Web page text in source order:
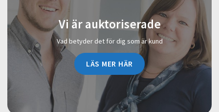
Vi är auktoriserade
Vad betyder det för dig som är kund
LÄS MER HÄR